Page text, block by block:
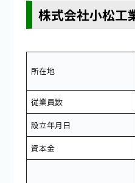
株式会社小松工
所在地
従業員数
設立年月日
資本金